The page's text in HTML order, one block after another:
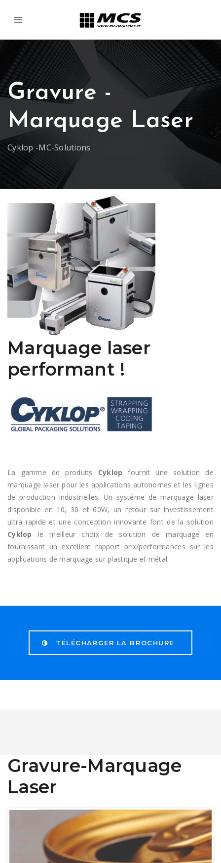
Gravure -
Marquage Laser
Cyklop -MC-Solutions
Marquage laser
performant !
La gamme de produits Cyklop fournit une solution de
marquage laser pour les applications autonomes et les lignes
de production industrielles. Un système de marquage laser
disponible en 10, 30 et 60W, un retour sur investissement
ultra rapide et une conception innovante font de la solution
Cyklop le meilleur choix de solution de marquage en
fournissant un excellent rapport prix/performances sur les
applications de marquage sur plastique et métal.
TÉLÉCHARGER LA BROCHURE
Gravure-Marquage
Laser